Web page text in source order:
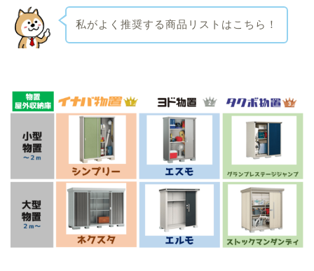
私がよく推奨する商品リストはこちら！